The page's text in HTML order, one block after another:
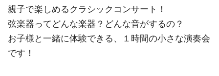
親子で楽しめるクラシックコンサート！
弦楽器ってどんな楽器？どんな音がするの？
お子様と一緒に体験できる、１時間の小さな演奏会
です！